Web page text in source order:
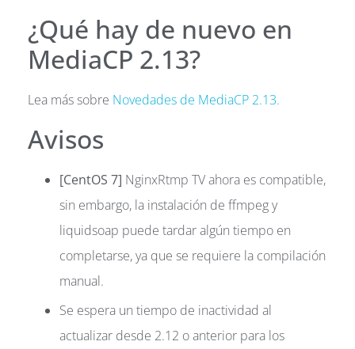
¿Qué hay de nuevo en
MediaCP 2.13?
Lea más sobre Novedades de MediaCP 2.13.
Avisos
[CentOS 7] NginxRtmp TV ahora es compatible,
sin embargo, la instalación de ffmpeg y
liquidsoap puede tardar algún tiempo en
completarse, ya que se requiere la compilación
manual.
Se espera un tiempo de inactividad al
actualizar desde 2.12 o anterior para los